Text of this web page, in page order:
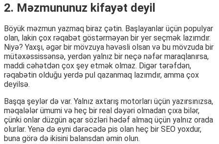
2. Məzmununuz kifayət deyil
Böyük məzmun yazmaq biraz çətin. Başlayanlar üçün populyar
olan, lakin çox rəqabət göstərməyən bir yer seçmək lazımdır.
Niyə? Yaxşı, əgər bir mövzuya həvəsli olsan və bu mövzuda bir
mütəxəssissənsə, yerdən yalnız bir neçə nəfər maraqlanırsa,
maddi cəhətdən çox şey etmək olmaz. Digər tərəfdən,
rəqabətin olduğu yerdə pul qazanmaq lazımdır, amma çox
deyilsə.
Başqa şeylər də var. Yalnız axtarış motorları üçün yazırsınızsa,
məqalələr ümumi və heç bir real dəyəri olmadan çıxa bilər,
çünki onlar düzgün açar sözləri hədəf almaq üçün yalnız orada
olurlar. Yenə də eyni dərəcədə pis olan heç bir SEO yoxdur,
buna görə də ikisini balansdan əmin olun.